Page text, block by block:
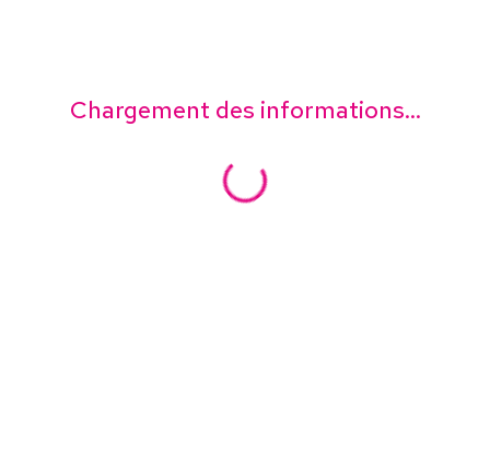
Chargement des informations...